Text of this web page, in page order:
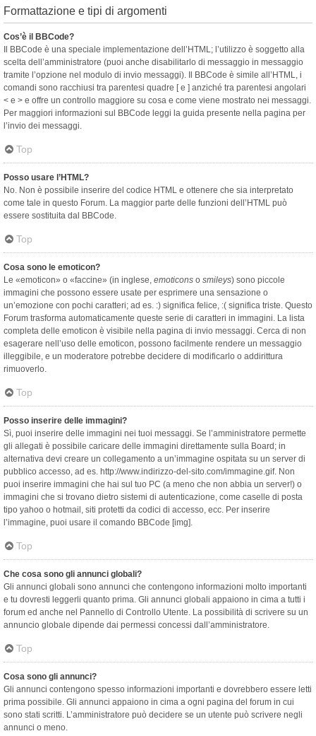
Formattazione e tipi di argomenti
Cos’è il BBCode?
Il BBCode è una speciale implementazione dell’HTML; l’utilizzo è soggetto alla
scelta dell’amministratore (puoi anche disabilitarlo di messaggio in messaggio
tramite l’opzione nel modulo di invio messaggi). Il BBCode è simile all’HTML, i
comandi sono racchiusi tra parentesi quadre [ e ] anziché tra parentesi angolari
< e > e offre un controllo maggiore su cosa e come viene mostrato nei messaggi.
Per maggiori informazioni sul BBCode leggi la guida presente nella pagina per
l’invio dei messaggi.
Top
Posso usare l’HTML?
No. Non è possibile inserire del codice HTML e ottenere che sia interpretato
come tale in questo Forum. La maggior parte delle funzioni dell’HTML può
essere sostituita dal BBCode.
Top
Cosa sono le emoticon?
Le «emoticon» o «faccine» (in inglese, emoticons o smileys) sono piccole
immagini che possono essere usate per esprimere una sensazione o
un’emozione con pochi caratteri; ad es. :) significa felice, :( significa triste. Questo
Forum trasforma automaticamente queste serie di caratteri in immagini. La lista
completa delle emoticon è visibile nella pagina di invio messaggi. Cerca di non
esagerare nell’uso delle emoticon, possono facilmente rendere un messaggio
illeggibile, e un moderatore potrebbe decidere di modificarlo o addirittura
rimuoverlo.
Top
Posso inserire delle immagini?
Sì, puoi inserire delle immagini nei tuoi messaggi. Se l’amministratore permette
gli allegati è possibile caricare delle immagini direttamente sulla Board; in
alternativa devi creare un collegamento a un’immagine ospitata su un server di
pubblico accesso, ad es. http://www.indirizzo-del-sito.com/immagine.gif. Non
puoi inserire immagini che hai sul tuo PC (a meno che non abbia un server!) o
immagini che si trovano dietro sistemi di autenticazione, come caselle di posta
tipo yahoo o hotmail, siti protetti da codici di accesso, ecc. Per inserire
l’immagine, puoi usare il comando BBCode [img].
Top
Che cosa sono gli annunci globali?
Gli annunci globali sono annunci che contengono informazioni molto importanti
e tu dovresti leggerli quanto prima. Gli annunci globali appaiono in cima a tutti i
forum ed anche nel Pannello di Controllo Utente. La possibilità di scrivere su un
annuncio globale dipende dai permessi concessi dall’amministratore.
Top
Cosa sono gli annunci?
Gli annunci contengono spesso informazioni importanti e dovrebbero essere letti
prima possibile. Gli annunci appaiono in cima a ogni pagina del forum in cui
sono stati scritti. L’amministratore può decidere se un utente può scrivere negli
annunci o meno.